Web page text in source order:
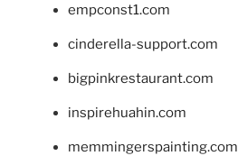
empconst1.com
cinderella-support.com
bigpinkrestaurant.com
inspirehuahin.com
memmingerspainting.com